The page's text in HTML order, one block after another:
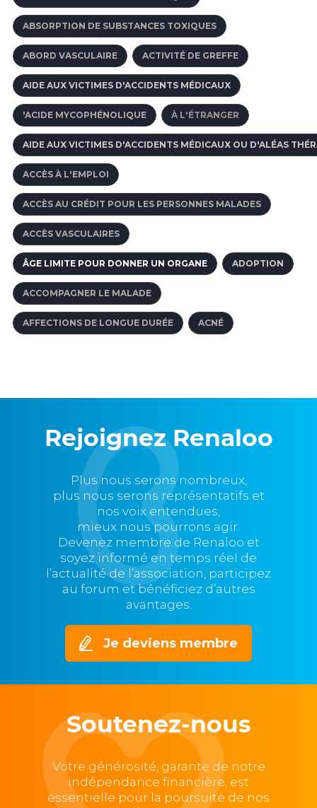
ABSORPTION DE SUBSTANCES TOXIQUES
ABORD VASCULAIRE ACTIVITÉ DE GREFFE
AIDE AUX VICTIMES D'ACCIDENTS MÉDICAUX
'ACIDE MYCOPHÉNOLIQUE À L'ÉTRANGER
AIDE AUX VICTIMES D'ACCIDENTS MÉDICAUX OU D'ALÉAS
ACCÈS À L'EMPLOI
ACCÈS AU CRÉDIT POUR LES PERSONNES MALADES
ACCÈS VASCULAIRES
ÂGE LIMITE POUR DONNER UN ORGANE ADOPTION
ACCOMPAGNER LE MALADE
AFFECTIONS DE LONGUE DURÉE ACNÉ
Rejoignez Renaloo
Plus nous serons nombreux,
plus nous serons représentatifs et
nos voix entendues,
mieux nous pourrons agir.
Devenez membre de Renaloo et
soyez informé en temps réel de
l’actualité de l’association, participez
au forum et bénéficiez d’autres
avantages.
Je deviens membre
Soutenez-nous
Votre générosité, garante de notre
indépendance financière, est
essentielle pour la poursuite de nos